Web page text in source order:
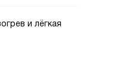
и лёгкая